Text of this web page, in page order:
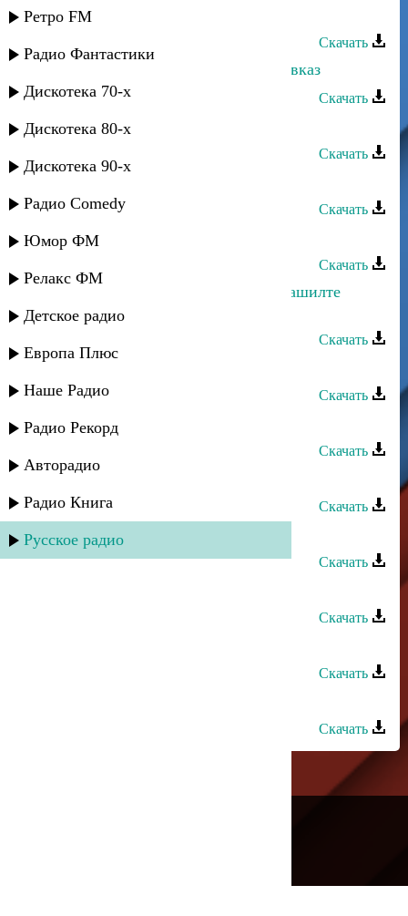
Ретро FM
Радио Фантастики
Дискотека 70-х
Дискотека 80-х
Дискотека 90-х
Радио Comedy
Юмор ФМ
Релакс ФМ
Детское радио
Европа Плюс
Наше Радио
Радио Рекорд
Авторадио
Радио Книга
Русское радио
Магомед Курагский - Джейран
Скачать
Магомед Аликперов - Зажигай, Кавказ
Скачать
Магомед Искандеров - Наиб
Скачать
Скачать
Магомед Цахилаев - Почему
Скачать
Магомед Асадулаев - Вилъа мун Гашилте
(Ашильта)
Скачать
Магомед Аликперов - Моя любовь
Скачать
Магомед Аликперов - Я не забуду
Скачать
Магомед Цахилаев - Я уйду
Скачать
Магомед Цахилаев - Без тебя
Скачать
Скачать
Скачать
Скачать